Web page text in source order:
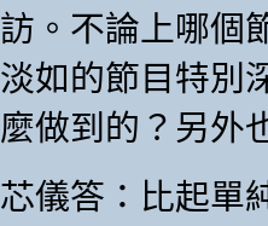
訪。不論上哪個
淡如的節目特別
麼做到的？另外
芯儀答：比起單